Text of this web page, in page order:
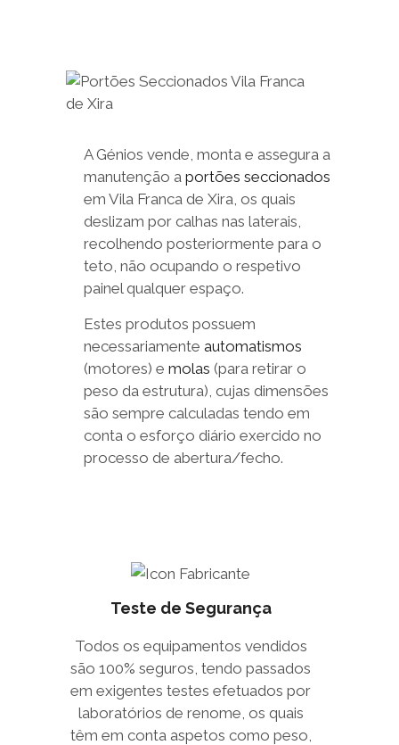
A Génios vende, monta e assegura a
manutenção a portões seccionados
em Vila Franca de Xira, os quais
deslizam por calhas nas laterais,
recolhendo posteriormente para o
teto, não ocupando o respetivo
painel qualquer espaço.
Estes produtos possuem
necessariamente automatismos
(motores) e molas (para retirar o
peso da estrutura), cujas dimensões
são sempre calculadas tendo em
conta o esforço diário exercido no
processo de abertura/fecho.
Teste de Segurança
Todos os equipamentos vendidos
são 100% seguros, tendo passados
em exigentes testes efetuados por
laboratórios de renome, os quais
têm em conta aspetos como peso,